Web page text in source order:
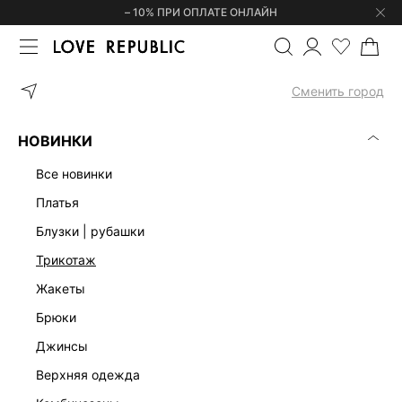
– 10% ПРИ ОПЛАТЕ ОНЛАЙН
Сменить город
НОВИНКИ
все новинки
платья
блузки | рубашки
трикотаж
жакеты
брюки
джинсы
верхняя одежда
ГЛАВНАЯ КОМБИНЕЗОН С